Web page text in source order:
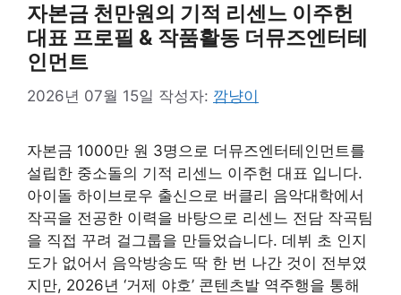
자본금 천만원의 기적 리센느 이주헌
대표 프로필 & 작품활동 더뮤즈엔터테
인먼트
2026년 07월 15일 작성자: 깜냥이
자본금 1000만 원 3명으로 더뮤즈엔터테인먼트를
설립한 중소돌의 기적 리센느 이주헌 대표 입니다.
아이돌 하이브로우 출신으로 버클리 음악대학에서
작곡을 전공한 이력을 바탕으로 리센느 전담 작곡팀
을 직접 꾸려 걸그룹을 만들었습니다. 데뷔 초 인지
도가 없어서 음악방송도 딱 한 번 나간 것이 전부였
지만, 2026년 ‘거제 야호’ 콘텐츠발 역주행을 통해